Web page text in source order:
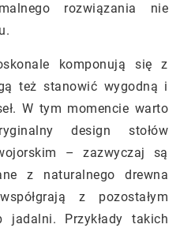
rozwiązania nie
komponują się z
też stanowić wygodną i
W tym momencie warto
design stołów
– zazwyczaj są
z naturalnego drewna
z pozostałym
jadalni. Przykłady takich